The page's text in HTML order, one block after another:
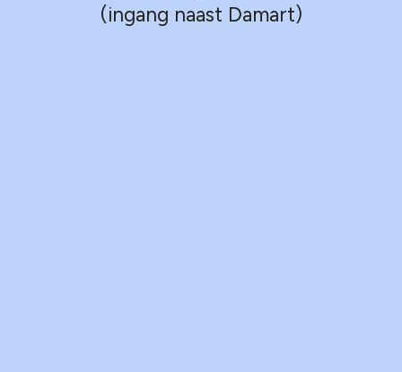
(ingang naast Damart)